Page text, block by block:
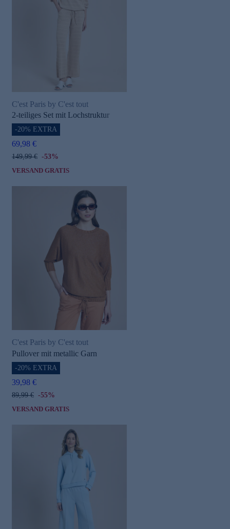
C'est Paris by C'est tout
2-teiliges Set mit Lochstruktur
-20% EXTRA
69,98 €
149,99 € -53%
VERSAND GRATIS
C'est Paris by C'est tout
Pullover mit metallic Garn
-20% EXTRA
39,98 €
89,99 € -55%
VERSAND GRATIS